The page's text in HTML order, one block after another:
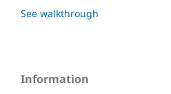
See walkthrough
Information